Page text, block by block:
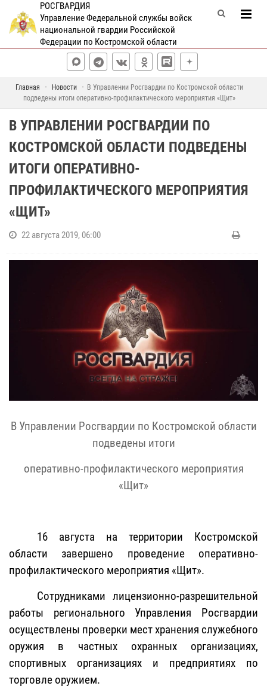
РОСГВАРДИЯ
Управление Федеральной службы войск
национальной гвардии Российской
Федерации по Костромской области
Главная Новости
В Управлении Росгвардии по Костромской области
подведены итоги оперативно-профилактического мероприятия «Щит»
В УПРАВЛЕНИИ РОСГВАРДИИ ПО
КОСТРОМСКОЙ ОБЛАСТИ ПОДВЕДЕНЫ
ИТОГИ ОПЕРАТИВНО-
ПРОФИЛАКТИЧЕСКОГО МЕРОПРИЯТИЯ
«ЩИТ»
22 августа 2019, 06:00
В Управлении Росгвардии по Костромской области
подведены итоги
оперативно-профилактического мероприятия
«Щит»
16 августа на территории Костромской
области завершено проведение оперативно-
профилактического мероприятия «Щит».
Сотрудниками лицензионно-разрешительной
работы регионального Управления Росгвардии
осуществлены проверки мест хранения служебного
оружия в частных охранных организациях,
спортивных организациях и предприятиях по
торговле оружием.